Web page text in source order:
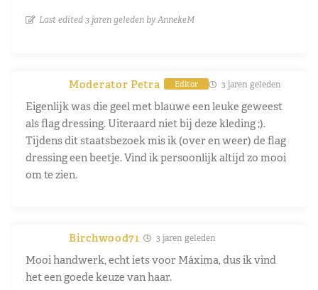
Last edited 3 jaren geleden by AnnekeM
Moderator Petra Editor 3 jaren geleden
Eigenlijk was die geel met blauwe een leuke geweest
als flag dressing. Uiteraard niet bij deze kleding ;).
Tijdens dit staatsbezoek mis ik (over en weer) de flag
dressing een beetje. Vind ik persoonlijk altijd zo mooi
om te zien.
Birchwood71 3 jaren geleden
Mooi handwerk, echt iets voor Máxima, dus ik vind
het een goede keuze van haar.